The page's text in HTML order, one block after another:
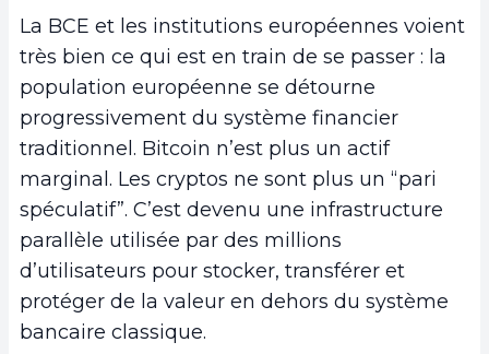
La BCE et les institutions européennes voient
très bien ce qui est en train de se passer : la
population européenne se détourne
progressivement du système financier
traditionnel. Bitcoin n’est plus un actif
marginal. Les cryptos ne sont plus un “pari
spéculatif”. C’est devenu une infrastructure
parallèle utilisée par des millions
d’utilisateurs pour stocker, transférer et
protéger de la valeur en dehors du système
bancaire classique.